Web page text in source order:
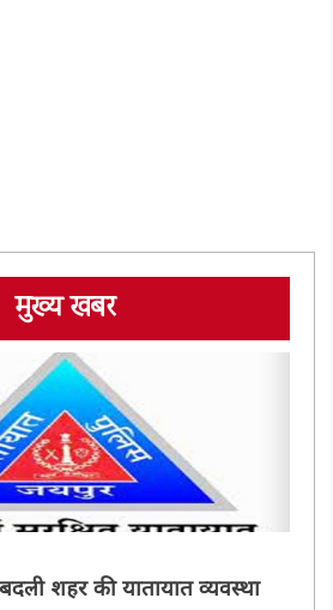
मुख्य खबर
बदली शहर की यातायात व्यवस्था